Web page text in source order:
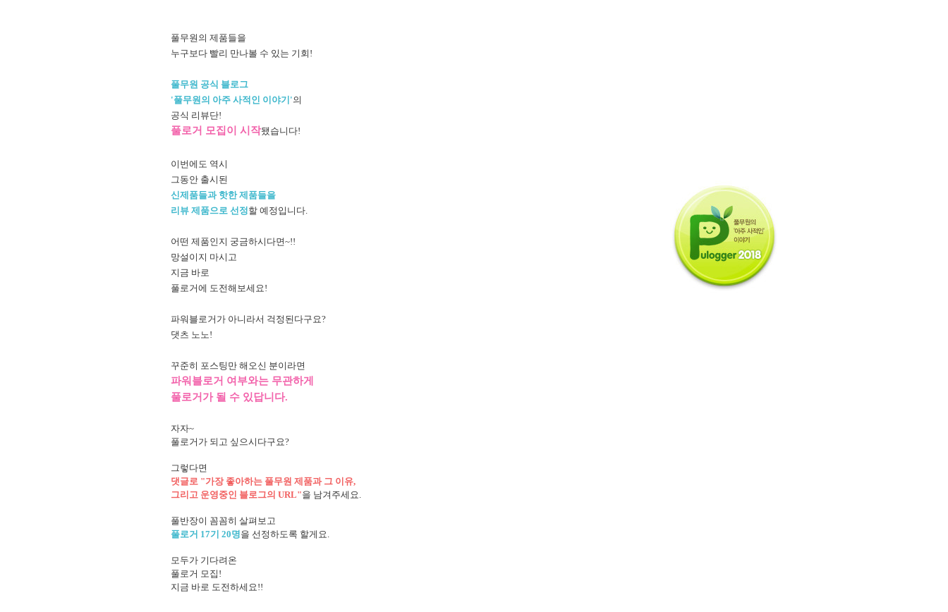
풀무원의 제품들을
누구보다 빨리 만나볼 수 있는 기회!
풀무원 공식 블로그
'풀무원의 아주 사적인 이야기'의
공식 리뷰단!
풀로거 모집이 시작됐습니다!
이번에도 역시
그동안 출시된
신제품들과 핫한 제품들을
리뷰 제품으로 선정할 예정입니다.
어떤 제품인지 궁금하시다면~!!
망설이지 마시고
지금 바로
풀로거에 도전해보세요!
파워블로거가 아니라서 걱정된다구요?
댓츠 노노!
꾸준히 포스팅만 해오신 분이라면
파워블로거 여부와는 무관하게
풀로거가 될 수 있답니다.
자자~
풀로거가 되고 싶으시다구요?
그렇다면
댓글로 "가장 좋아하는 풀무원 제품과 그 이유,
그리고 운영중인 블로그의 URL"을 남겨주세요.
풀반장이 꼼꼼히 살펴보고
풀로거 17기 20명을 선정하도록 할게요.
모두가 기다려온
풀로거 모집!
지금 바로 도전하세요!!